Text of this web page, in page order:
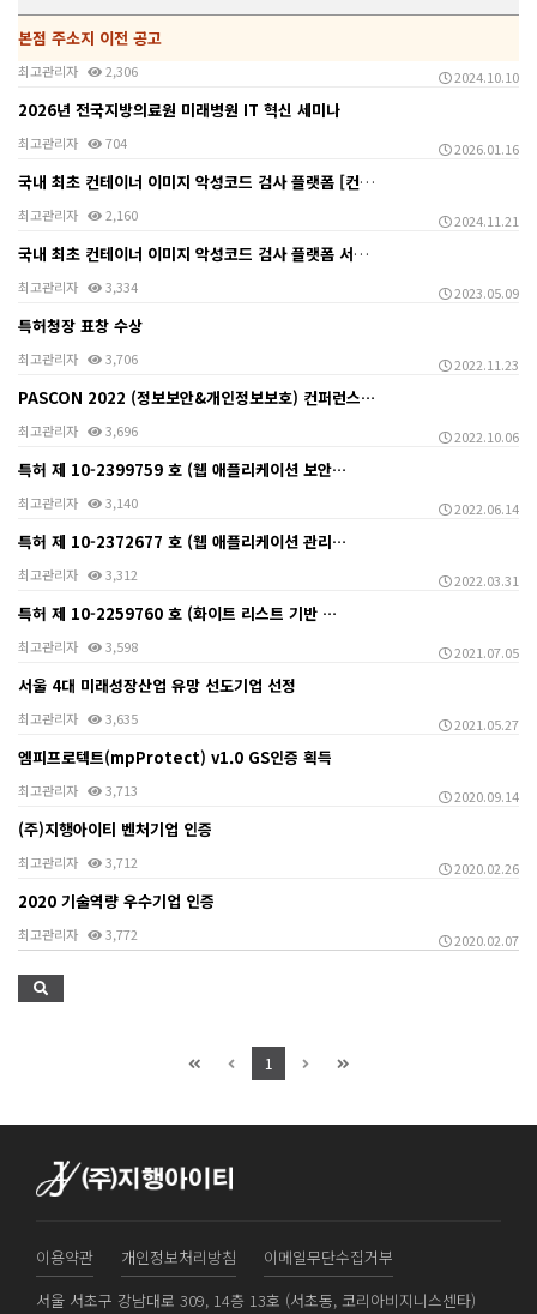
본점 주소지 이전 공고
최고관리자 2,306 2024.10.10
2026년 전국지방의료원 미래병원 IT 혁신 세미나
최고관리자 704 2026.01.16
국내 최초 컨테이너 이미지 악성코드 검사 플랫폼 [컨테…
최고관리자 2,160 2024.11.21
국내 최초 컨테이너 이미지 악성코드 검사 플랫폼 서비스…
최고관리자 3,334 2023.05.09
특허청장 표창 수상
최고관리자 3,706 2022.11.23
PASCON 2022 (정보보안&개인정보보호) 컨퍼런스…
최고관리자 3,696 2022.10.06
특허 제 10-2399759 호 (웹 애플리케이션 보안…
최고관리자 3,140 2022.06.14
특허 제 10-2372677 호 (웹 애플리케이션 관리…
최고관리자 3,312 2022.03.31
특허 제 10-2259760 호 (화이트 리스트 기반 …
최고관리자 3,598 2021.07.05
서울 4대 미래성장산업 유망 선도기업 선정
최고관리자 3,635 2021.05.27
엠피프로텍트(mpProtect) v1.0 GS인증 획득
최고관리자 3,713 2020.09.14
(주)지행아이티 벤처기업 인증
최고관리자 3,712 2020.02.26
2020 기술역량 우수기업 인증
최고관리자 3,772 2020.02.07
1
이용약관 개인정보처리방침
이메일무단수집거부
서울 서초구 강남대로 309, 14층 13호 (서초동, 코리아비지니스센타)